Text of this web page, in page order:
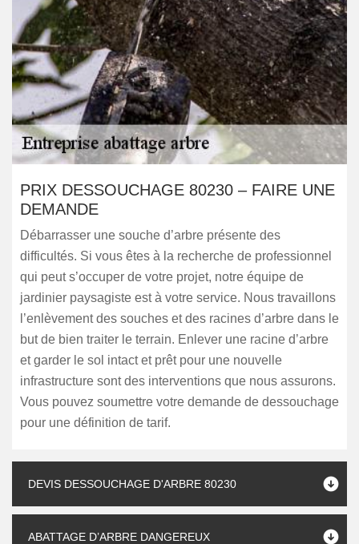
PRIX DESSOUCHAGE 80230 – FAIRE UNE
DEMANDE
Débarrasser une souche d’arbre présente des
difficultés. Si vous êtes à la recherche de professionnel
qui peut s’occuper de votre projet, notre équipe de
jardinier paysagiste est à votre service. Nous travaillons
l’enlèvement des souches et des racines d’arbre dans le
but de bien traiter le terrain. Enlever une racine d’arbre
et garder le sol intact et prêt pour une nouvelle
infrastructure sont des interventions que nous assurons.
Vous pouvez soumettre votre demande de dessouchage
pour une définition de tarif.
DEVIS DESSOUCHAGE D'ARBRE 80230
ABATTAGE D’ARBRE DANGEREUX